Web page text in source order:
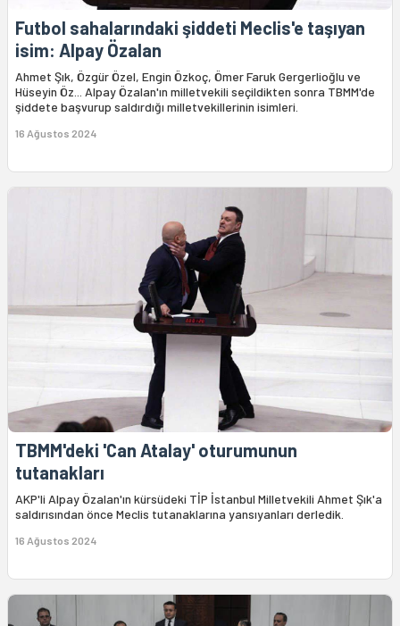
Futbol sahalarındaki şiddeti Meclis'e taşıyan
isim: Alpay Özalan
Ahmet Şık, Özgür Özel, Engin Özkoç, Ömer Faruk Gergerlioğlu ve
Hüseyin Öz... Alpay Özalan'ın milletvekili seçildikten sonra TBMM'de
şiddete başvurup saldırdığı milletvekillerinin isimleri.
16 Ağustos 2024
TBMM'deki 'Can Atalay' oturumunun
tutanakları
AKP'li Alpay Özalan'ın kürsüdeki TİP İstanbul Milletvekili Ahmet Şık'a
saldırısından önce Meclis tutanaklarına yansıyanları derledik.
16 Ağustos 2024